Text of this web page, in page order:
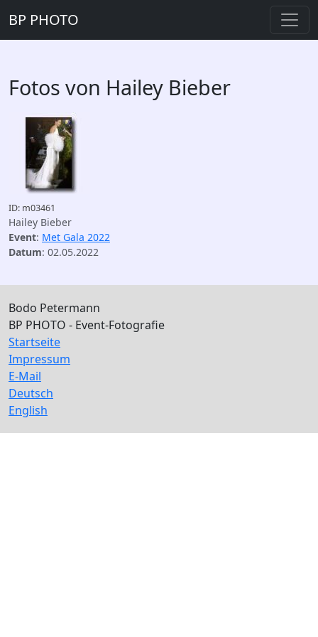
BP PHOTO
Fotos von Hailey Bieber
ID: m03461
Hailey Bieber
Event: Met Gala 2022
Datum: 02.05.2022
Bodo Petermann
BP PHOTO - Event-Fotografie
Startseite
Impressum
E-Mail
Deutsch
English